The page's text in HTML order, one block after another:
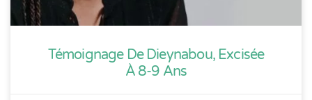
Témoignage De Dieynabou, Excisée
À 8-9 Ans